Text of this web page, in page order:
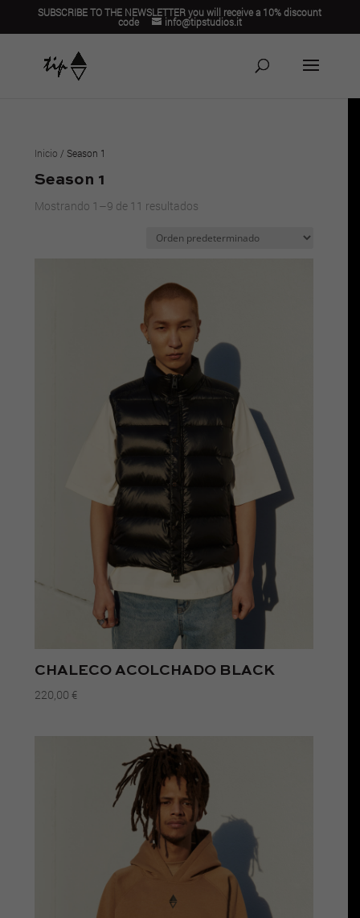
SUBSCRIBE TO THE NEWSLETTER you will receive a 10% discount
code info@tipstudios.it
Inicio / Season 1
Season 1
Mostrando 1–9 de 11 resultados
CHALECO ACOLCHADO BLACK
220,00€